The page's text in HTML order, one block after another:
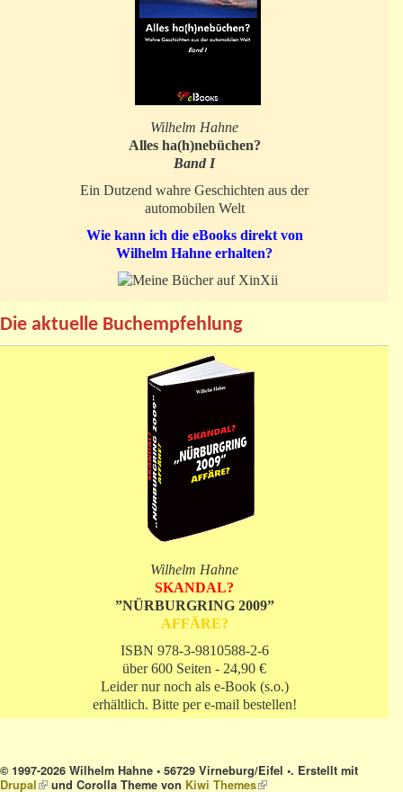
Wilhelm Hahne
Alles ha(h)nebüchen?
Band I
Ein Dutzend wahre Geschichten aus der
automobilen Welt
Wie kann ich die eBooks direkt von
Wilhelm Hahne erhalten?
Die aktuelle Buchempfehlung
Wilhelm Hahne
SKANDAL?
”NÜRBURGRING 2009”
AFFÄRE?
ISBN 978-3-9810588-2-6
über 600 Seiten - 24,90 €
Leider nur noch als e-Book (s.o.)
erhältlich. Bitte per e-mail bestellen!
© 1997-2026 Wilhelm Hahne • 56729 Virneburg/Eifel •. Erstellt mit
Drupal(link is external)
und Corolla Theme von Kiwi Themes(link is external)